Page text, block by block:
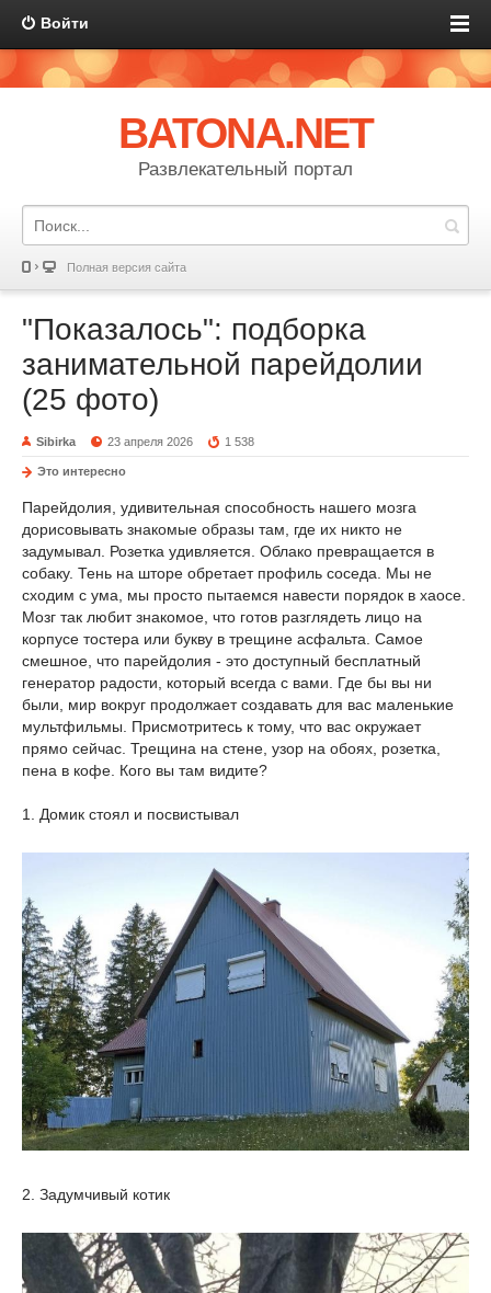
Войти
BATONA.NET
Развлекательный портал
Полная версия сайта
"Показалось": подборка
занимательной парейдолии
(25 фото)
Sibirka 23 апреля 2026 1 538
Это интересно
Парейдолия, удивительная способность нашего мозга
дорисовывать знакомые образы там, где их никто не
задумывал. Розетка удивляется. Облако превращается в
собаку. Тень на шторе обретает профиль соседа. Мы не
сходим с ума, мы просто пытаемся навести порядок в хаосе.
Мозг так любит знакомое, что готов разглядеть лицо на
корпусе тостера или букву в трещине асфальта. Самое
смешное, что парейдолия - это доступный бесплатный
генератор радости, который всегда с вами. Где бы вы ни
были, мир вокруг продолжает создавать для вас маленькие
мультфильмы. Присмотритесь к тому, что вас окружает
прямо сейчас. Трещина на стене, узор на обоях, розетка,
пена в кофе. Кого вы там видите?
1. Домик стоял и посвистывал
2. Задумчивый котик